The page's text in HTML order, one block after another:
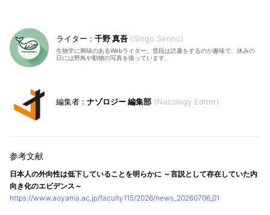
千野 真吾 Singo Senno
生物学に興味のあるWebライター。普段は読書をするのが趣味で、休みの
日には野鳥や動物の写真を撮っています。
ナゾロジー 編集部 Nazology Editor
日本人の外向性は低下していることを明らかに ～言説として存在していた内
向き化のエビデンス～
https://www.aoyama.ac.jp/faculty115/2026/news_20260706_01